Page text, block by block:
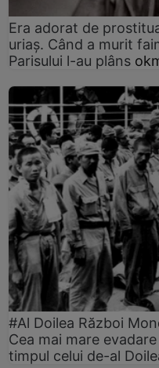
Era adorat de
uriaș. Când a murit
Parisului l-au plâns
#Al Doilea Război
Cea mai mare
timpul celui de-al